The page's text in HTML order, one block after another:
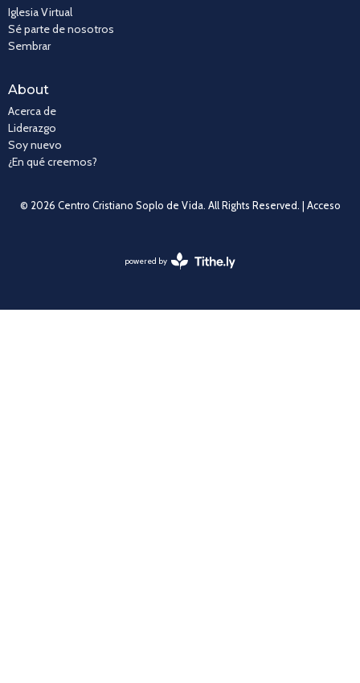
Iglesia Virtual
Sé parte de nosotros
Sembrar
About
Acerca de
Liderazgo
Soy nuevo
¿En qué creemos?
© 2026 Centro Cristiano Soplo de Vida. All Rights Reserved. | Acceso
powered by
Website